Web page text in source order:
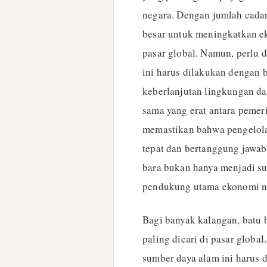
negara. Dengan jumlah
besar untuk meningkatkan
pasar global. Namun, perlu
ini harus dilakukan dengan
keberlanjutan lingkungan
sama yang erat antara
memastikan bahwa
tepat dan bertanggung
bara bukan hanya menjadi
pendukung utama ekonomi
Bagi banyak kalangan, batu
paling dicari di pasar
sumber daya alam ini harus